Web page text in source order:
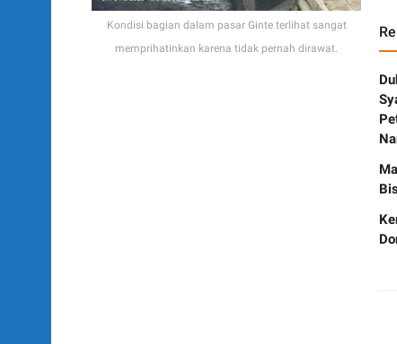
Kondisi bagian dalam pasar Ginte terlihat sangat
memprihatinkan karena tidak pernah dirawat.